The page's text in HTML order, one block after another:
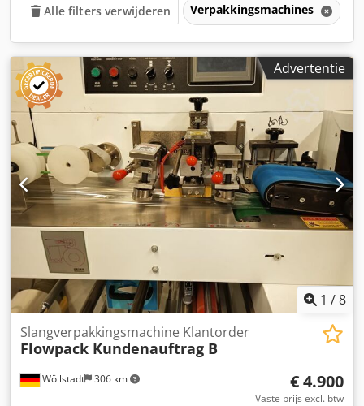
Alle filters verwijderen Verpakkingsmachines
Advertentie
1 /8
Wöllstadt 306 km
Slangverpakkingsmachine Klantorder
Flowpack Kundenauftrag B
€ 4.900
Vaste prijs excl. btw